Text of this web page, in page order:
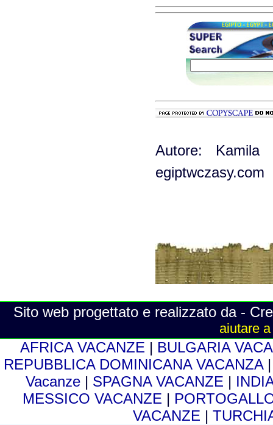
Autore:
egiptwczasy.com
Sito web progettato e realizzato da -
aiutare
AFRICA VACANZE | BULGARIA
REPUBBLICA DOMINICANA VACANZA
Vacanze | SPAGNA VACANZE |
MESSICO VACANZE |
VACANZE |